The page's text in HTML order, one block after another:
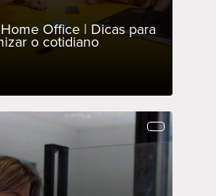
Office | Dicas para
o cotidiano